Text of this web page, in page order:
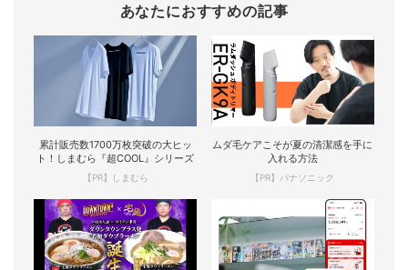
あなたにおすすめの記事
累計販売数1700万枚突破の大ヒッ
ト！しまむら『超COOL』シリーズ
【PR】しまむら
ムダ毛ケアこそが夏の清潔感を手に
入れる方法
【PR】パナソニック